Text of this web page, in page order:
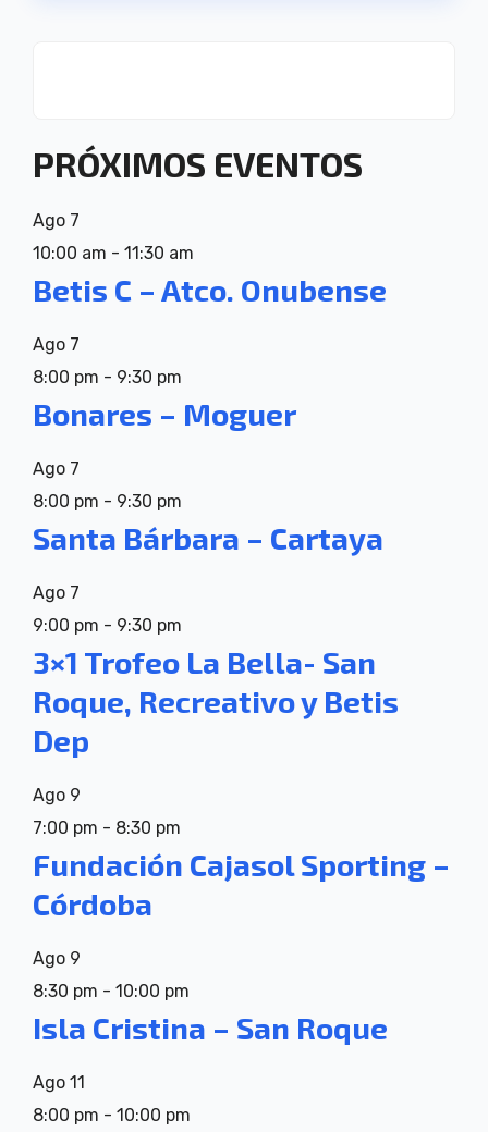
PRÓXIMOS EVENTOS
Ago 7
10:00 am - 11:30 am
Betis C – Atco. Onubense
Ago 7
8:00 pm - 9:30 pm
Bonares – Moguer
Ago 7
8:00 pm - 9:30 pm
Santa Bárbara – Cartaya
Ago 7
9:00 pm - 9:30 pm
3×1 Trofeo La Bella- San
Roque, Recreativo y Betis
Dep
Ago 9
7:00 pm - 8:30 pm
Fundación Cajasol Sporting –
Córdoba
Ago 9
8:30 pm - 10:00 pm
Isla Cristina – San Roque
Ago 11
8:00 pm - 10:00 pm